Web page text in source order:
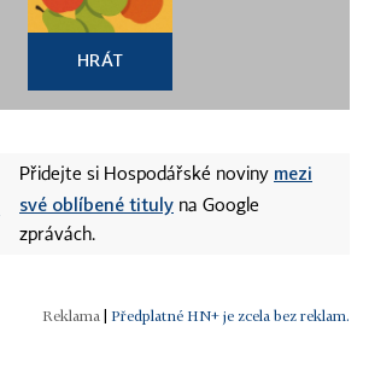
HRÁT
Přidejte si Hospodářské noviny mezi
své oblíbené tituly na Google
zprávách.
Předplatné HN+ je zcela bez reklam.